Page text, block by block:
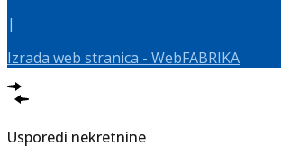
|
Izrada web stranica - WebFABRIKA
Usporedi nekretnine